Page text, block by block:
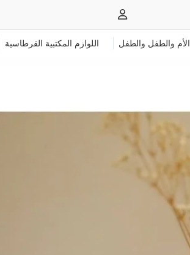
الأم والطفل والطفل اللوازم المكتبية القرطاسية